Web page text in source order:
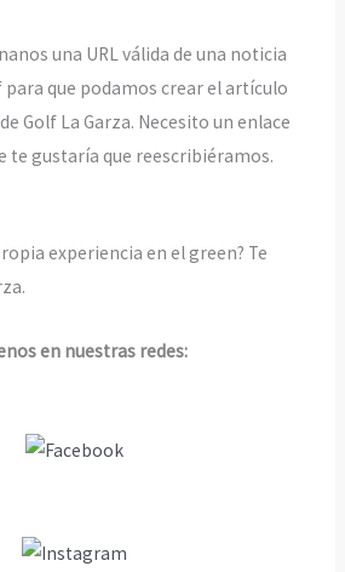
una URL válida de una noticia
que podamos crear el artículo
Golf La Garza. Necesito un enlace
te gustaría que reescribiéramos.
experiencia en el green? Te
en nuestras redes: